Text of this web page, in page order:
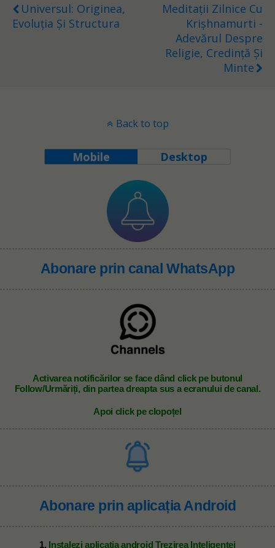
Universul: Originea,
Evoluția Și Structura
Meditații Zilnice Cu
Krișhnamurti -
Adevărul Despre
Religie, Credință Și
Minte
Back to top
Mobile Desktop
Abonare prin canal WhatsApp
Activarea notificărilor se face dând click pe butonul
Follow/Urmăriți, din partea dreapta sus a ecranului de canal.
Apoi click pe clopoțel
Abonare prin aplicația Android
1. Instalezi aplicația android Trezirea Inteligenței